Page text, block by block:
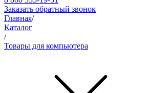
Заказать обратный звонок
Главная/
Каталог
/
Товары для компьютера